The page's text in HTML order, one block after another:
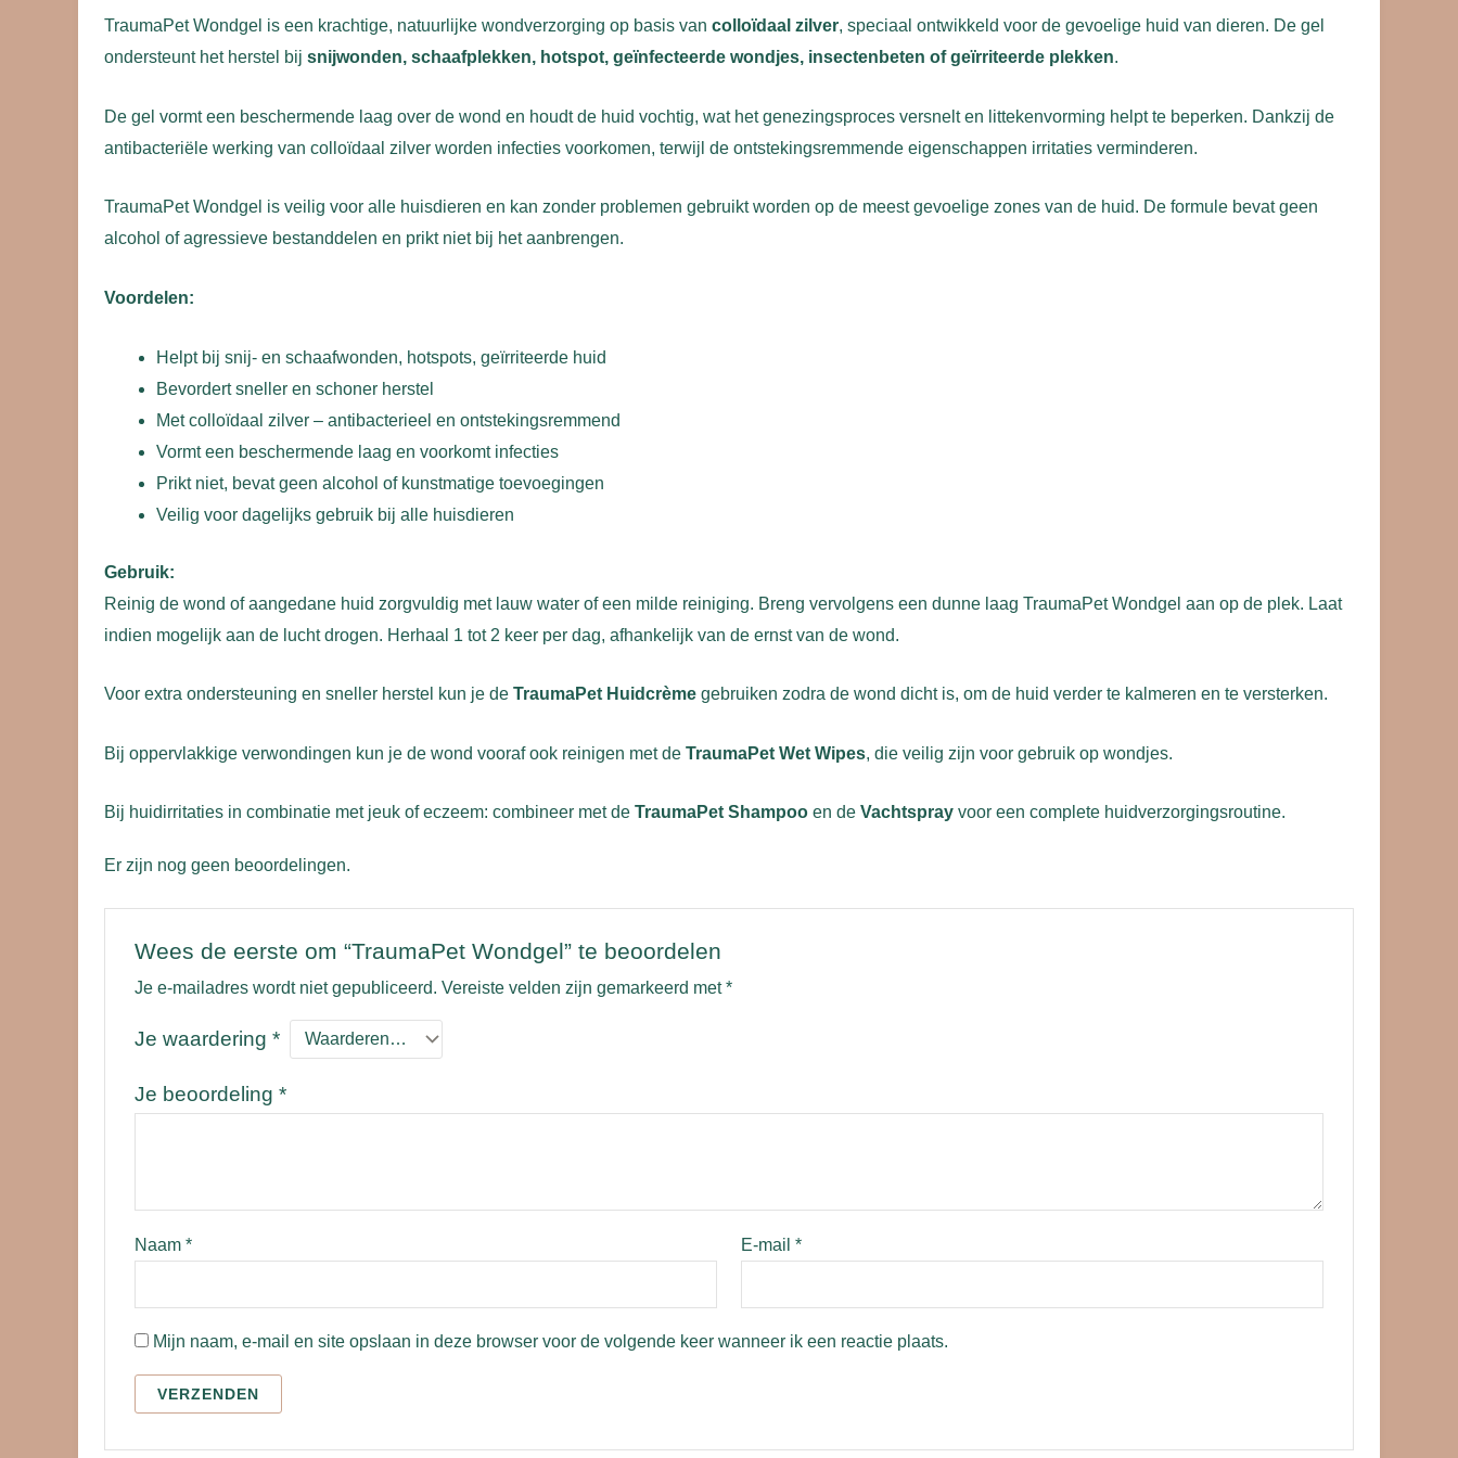
TraumaPet Wondgel is een krachtige, natuurlijke wondverzorging op basis van colloïdaal zilver, speciaal ontwikkeld voor de gevoelige huid van dieren. De gel
ondersteunt het herstel bij snijwonden, schaafplekken, hotspot, geïnfecteerde wondjes, insectenbeten of geïrriteerde plekken.
De gel vormt een beschermende laag over de wond en houdt de huid vochtig, wat het genezingsproces versnelt en littekenvorming helpt te beperken. Dankzij de
antibacteriële werking van colloïdaal zilver worden infecties voorkomen, terwijl de ontstekingsremmende eigenschappen irritaties verminderen.
TraumaPet Wondgel is veilig voor alle huisdieren en kan zonder problemen gebruikt worden op de meest gevoelige zones van de huid. De formule bevat geen
alcohol of agressieve bestanddelen en prikt niet bij het aanbrengen.
Voordelen:
Helpt bij snij- en schaafwonden, hotspots, geïrriteerde huid
Bevordert sneller en schoner herstel
Met colloïdaal zilver – antibacterieel en ontstekingsremmend
Vormt een beschermende laag en voorkomt infecties
Prikt niet, bevat geen alcohol of kunstmatige toevoegingen
Veilig voor dagelijks gebruik bij alle huisdieren
Gebruik:
Reinig de wond of aangedane huid zorgvuldig met lauw water of een milde reiniging. Breng vervolgens een dunne laag TraumaPet Wondgel aan op de plek. Laat
indien mogelijk aan de lucht drogen. Herhaal 1 tot 2 keer per dag, afhankelijk van de ernst van de wond.
Voor extra ondersteuning en sneller herstel kun je de TraumaPet Huidcrème gebruiken zodra de wond dicht is, om de huid verder te kalmeren en te versterken.
Bij oppervlakkige verwondingen kun je de wond vooraf ook reinigen met de TraumaPet Wet Wipes, die veilig zijn voor gebruik op wondjes.
Bij huidirritaties in combinatie met jeuk of eczeem: combineer met de TraumaPet Shampoo en de Vachtspray voor een complete huidverzorgingsroutine.
Er zijn nog geen beoordelingen.
Wees de eerste om “TraumaPet Wondgel” te beoordelen
Je e-mailadres wordt niet gepubliceerd. Vereiste velden zijn gemarkeerd met*
Je waardering *
Je beoordeling *
Naam * E-mail *
Mijn naam, e-mail en site opslaan in deze browser voor de volgende keer wanneer ik een reactie plaats.